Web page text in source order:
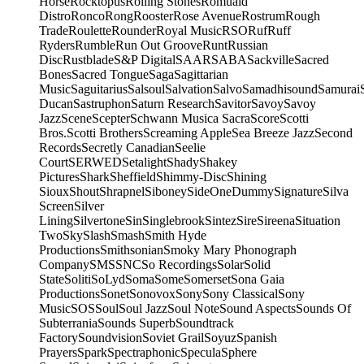
DistroRoncoRongRoosterRose AvenueRostrumRough
TradeRouletteRounderRoyal MusicRSORufRuff
RydersRumbleRun Out GrooveRuntRussian
DiscRustbladeS&P DigitalSAARSABASackvilleSacred
BonesSacred TongueSagaSagittarian
MusicSaguitariusSalsoulSalvationSalvoSamadhisoundSamurai
DucanSastruphonSaturn ResearchSavitorSavoySavoy
JazzSceneScepterSchwann Musica SacraScoreScotti
Bros.Scotti BrothersScreaming AppleSea Breeze JazzSecond
RecordsSecretly CanadianSeelie
CourtSERWEDSetalightShadyShakey
PicturesSharkSheffieldShimmy-DiscShining
SiouxShoutShrapnelSiboneySideOneDummySignatureSilva
ScreenSilver
LiningSilvertoneSinSinglebrookSintezSireSireenaSituation
TwoSkySlashSmashSmith Hyde
ProductionsSmithsonianSmoky Mary Phonograph
CompanySMSSNCSo RecordingsSolarSolid
StateSolitiSoLydSomaSomeSomersetSona Gaia
ProductionsSonetSonovoxSonySony ClassicalSony
MusicSOSSoulSoul JazzSoul NoteSound AspectsSounds Of
SubterraniaSounds SuperbSoundtrack
FactorySoundvisionSoviet GrailSoyuzSpanish
PrayersSparkSpectraphonicSpeculaSphere